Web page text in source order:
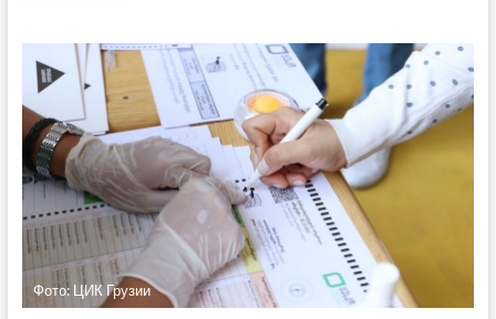
предполагаемого
кандидата
на
пост
премьер-
министра
Грузии
от
оппозиции
Фото: ЦИК Грузии